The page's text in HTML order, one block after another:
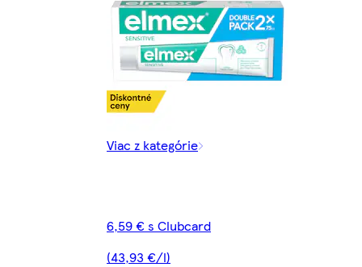
Viac z kategórie
6,59 € s Clubcard
(43,93 €/l)